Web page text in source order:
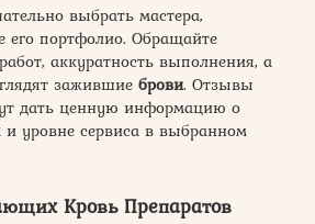
выбрать мастера,
его портфолио. Обращайте
аккуратность выполнения, а
зажившие брови. Отзывы
дать ценную информацию о
и уровне сервиса в выбранном
Кровь Препаратов